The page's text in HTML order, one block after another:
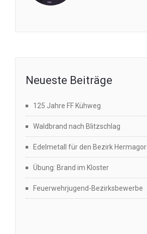
Neueste Beiträge
125 Jahre FF Kühweg
Waldbrand nach Blitzschlag
Edelmetall für den Bezirk Hermagor
Übung: Brand im Kloster
Feuerwehrjugend-Bezirksbewerbe